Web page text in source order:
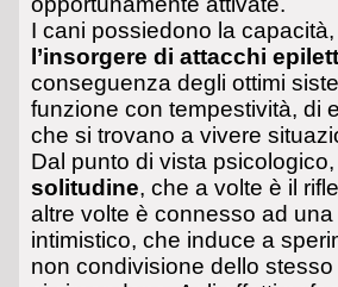
I cani possiedono la capacità,
l’insorgere di attacchi
conseguenza degli ottimi
funzione con tempestività, di
che si trovano a vivere
Dal punto di vista
solitudine, che a volte è il
altre volte è connesso ad
intimistico, che induce a
non condivisione dello